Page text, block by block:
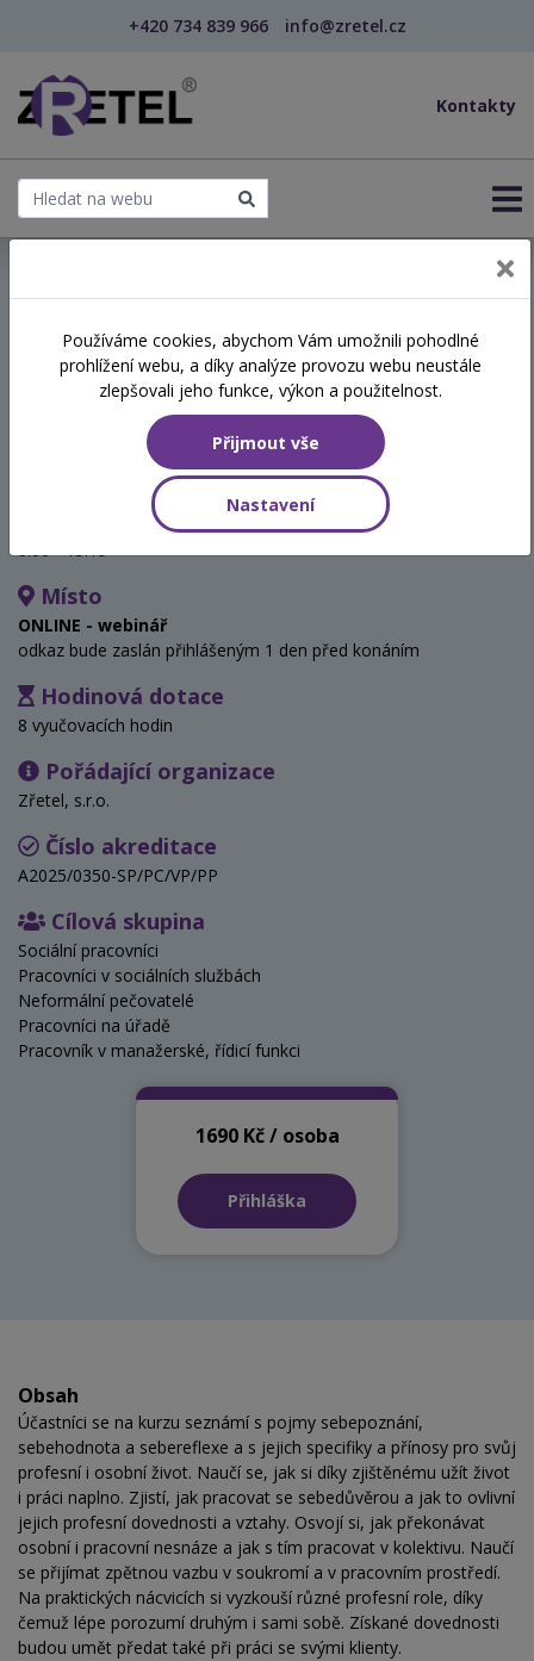
+420 734 839 966 info@zretel.cz
Kontakty
Sebepoznání v pomáhajících
profesích
8:00 - 15:15
Místo
ONLINE - webinář
odkaz bude zaslán přihlášeným 1 den před konáním
Hodinová dotace
8 vyučovacích hodin
Pořádající organizace
Zřetel, s.r.o.
Číslo akreditace
A2025/0350-SP/PC/VP/PP
Cílová skupina
Sociální pracovníci
Pracovníci v sociálních službách
Neformální pečovatelé
Pracovníci na úřadě
Pracovník v manažerské, řídicí funkci
1690 Kč / osoba
Přihláška
Obsah
Účastníci se na kurzu seznámí s pojmy sebepoznání,
sebehodnota a sebereflexe a s jejich specifiky a přínosy pro svůj
profesní i osobní život. Naučí se, jak si díky zjištěnému užít život
i práci naplno. Zjistí, jak pracovat se sebedůvěrou a jak to ovlivní
jejich profesní dovednosti a vztahy. Osvojí si, jak překonávat
osobní i pracovní nesnáze a jak s tím pracovat v kolektivu. Naučí
se přijímat zpětnou vazbu v soukromí a v pracovním prostředí.
Na praktických nácvicích si vyzkouší různé profesní role, díky
čemuž lépe porozumí druhým i sami sobě. Získané dovednosti
budou umět předat také při práci se svými klienty.
Používáme cookies, abychom Vám umožnili pohodlné
prohlížení webu, a díky analýze provozu webu neustále
zlepšovali jeho funkce, výkon a použitelnost.
Přijmout vše
Nastavení